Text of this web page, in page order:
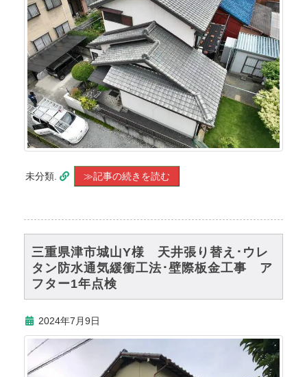
未分類. ≫記事の続きを読む
三重県津市城山Y様 天井張り替え･ウレ
タン防水通気緩衝工法･壁際板金工事 ア
フター1年点検
2024年7月9日